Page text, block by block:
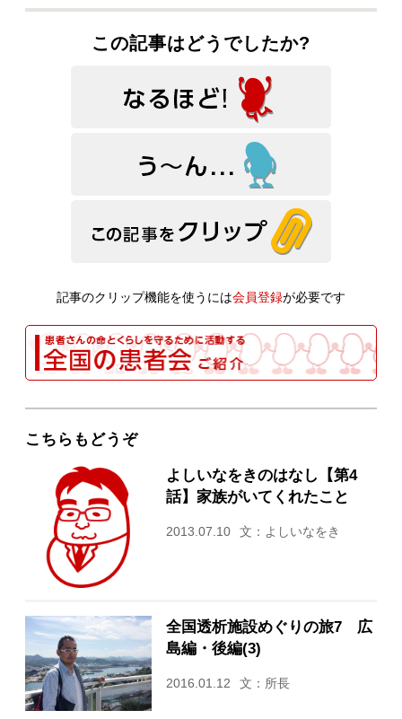
この記事はどうでしたか?
記事のクリップ機能を使うには会員登録が必要です
こちらもどうぞ
よしいなをきのはなし【第4
話】家族がいてくれたこと
2013.07.10 文：よしいなをき
全国透析施設めぐりの旅7 広
島編・後編(3)
2016.01.12 文：所長